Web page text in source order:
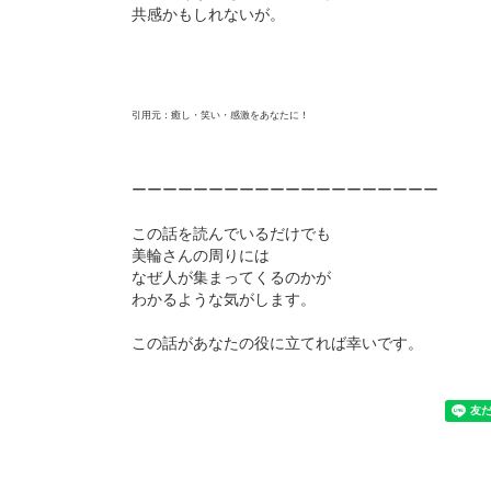
共感かもしれないが。
引用元：癒し・笑い・感激をあなたに！
ーーーーーーーーーーーーーーーーーーーー
この話を読んでいるだけでも
美輪さんの周りには
なぜ人が集まってくるのかが
わかるような気がします。
この話があなたの役に立てれば幸いです。